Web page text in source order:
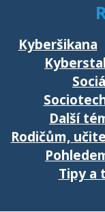
Kyberšikana
Další
Rodičům,
Tipy a